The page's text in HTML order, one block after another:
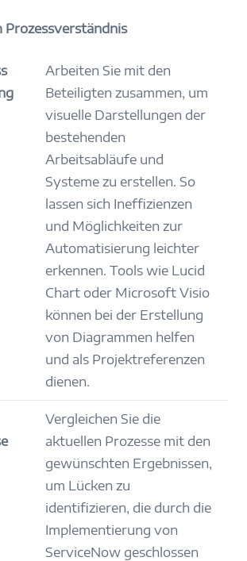
Prozessverständnis
Arbeiten Sie mit den
Beteiligten zusammen, um
visuelle Darstellungen der
bestehenden
Arbeitsabläufe und
Systeme zu erstellen. So
lassen sich Ineffizienzen
und Möglichkeiten zur
Automatisierung leichter
erkennen. Tools wie Lucid
Chart oder Microsoft Visio
können bei der Erstellung
von Diagrammen helfen
und als Projektreferenzen
dienen.
Vergleichen Sie die
aktuellen Prozesse mit den
gewünschten Ergebnissen,
um Lücken zu
identifizieren, die durch die
Implementierung von
ServiceNow geschlossen